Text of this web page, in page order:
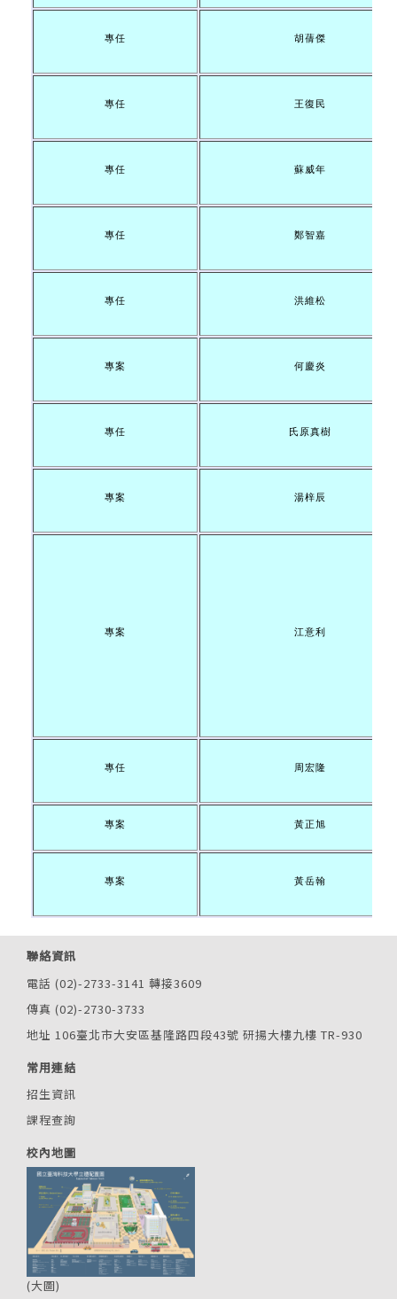
專任 胡蒨傑
專任 王復民
專任 蘇威年
專任 鄭智嘉
專任 洪維松
專案 何慶炎
專任 氏原真樹
專案 湯梓辰
專案 江意利
專任 周宏隆
專案 黃正旭
專案 黃岳翰
聯絡資訊
電話 (02)-2733-3141 轉接3609
傳真 (02)-2730-3733
地址 106臺北市大安區基隆路四段43號 研揚大樓九樓 TR-930
常用連結
招生資訊
課程查詢
校內地圖
(大圖)